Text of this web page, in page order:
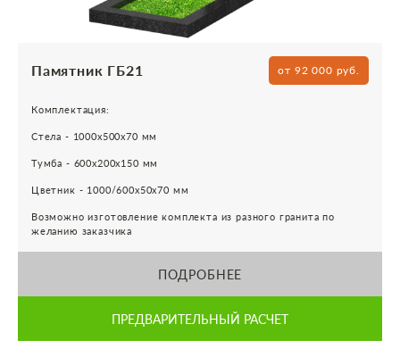
Памятник ГБ21 от 92 000 руб.
Комплектация:
Стела - 1000х500х70 мм
Тумба - 600х200х150 мм
Цветник - 1000/600х50х70 мм
Возможно изготовление комплекта из разного гранита по
желанию заказчика
ПОДРОБНЕЕ
ПРЕДВАРИТЕЛЬНЫЙ РАСЧЕТ